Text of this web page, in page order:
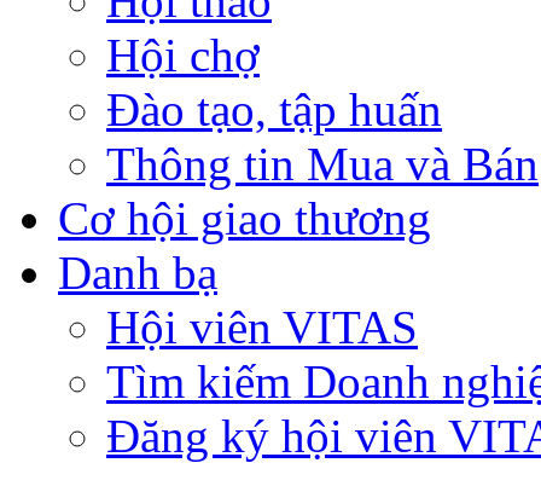
Hội chợ
Đào tạo, tập huấn
Thông tin Mua và Bán
Cơ hội giao thương
Danh bạ
Hội viên VITAS
Tìm kiếm Doanh
Đăng ký hội viên